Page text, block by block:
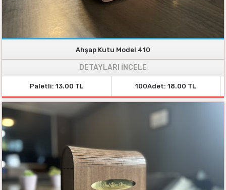
Ahşap Kutu Model 410
DETAYLARI İNCELE
Paletli: 13.00 TL 100Adet: 18.00 TL